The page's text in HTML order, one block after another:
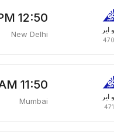
اير
12:50 PM
New Delhi
اير
11:50 AM
Mumbai